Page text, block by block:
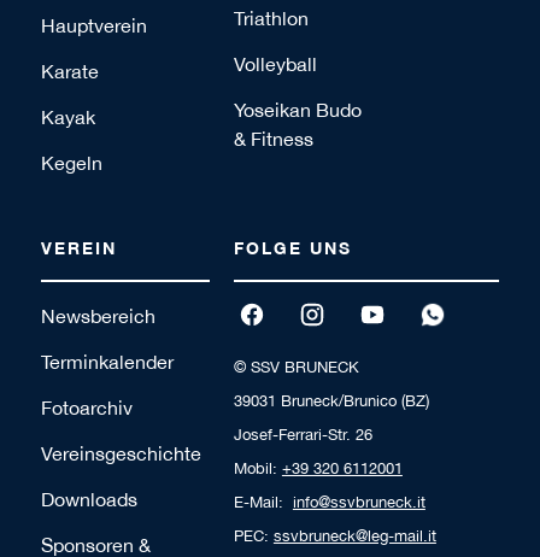
Hauptverein
Karate
Kayak
Kegeln
Triathlon
Volleyball
Yoseikan Budo
& Fitness
VEREIN
Newsbereich
Terminkalender
Fotoarchiv
Vereinsgeschichte
Downloads
Sponsoren &
FOLGE UNS
© SSV BRUNECK
39031 Bruneck/Brunico (BZ)
Josef-Ferrari-Str. 26
Mobil: +39 320 6112001
E-Mail: info@ssvbruneck.it
PEC: ssvbruneck@leg-mail.it